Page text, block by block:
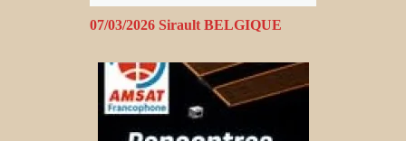
07/03/2026 Sirault BELGIQUE